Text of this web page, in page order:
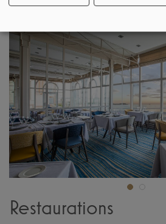
Restaurations